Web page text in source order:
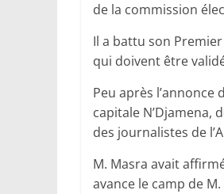
de la commission
Il a battu son
qui doivent être
Peu après
capitale
des journalistes de
M. Masra avait
avance le camp de